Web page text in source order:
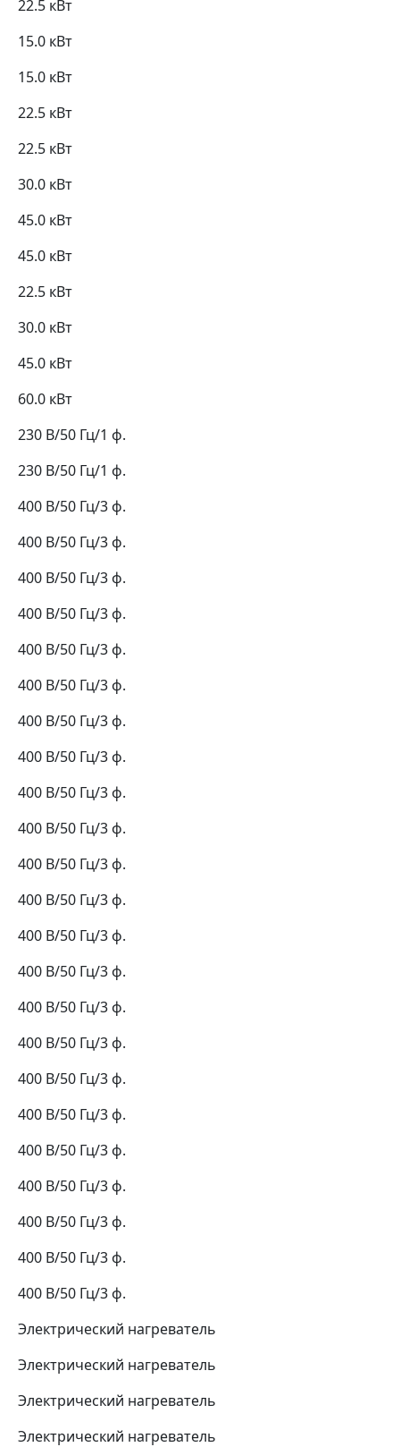
22.5 кВт
15.0 кВт
15.0 кВт
22.5 кВт
22.5 кВт
30.0 кВт
45.0 кВт
45.0 кВт
22.5 кВт
30.0 кВт
45.0 кВт
60.0 кВт
230 В/50 Гц/1 ф.
230 В/50 Гц/1 ф.
400 В/50 Гц/3 ф.
400 В/50 Гц/3 ф.
400 В/50 Гц/3 ф.
400 В/50 Гц/3 ф.
400 В/50 Гц/3 ф.
400 В/50 Гц/3 ф.
400 В/50 Гц/3 ф.
400 В/50 Гц/3 ф.
400 В/50 Гц/3 ф.
400 В/50 Гц/3 ф.
400 В/50 Гц/3 ф.
400 В/50 Гц/3 ф.
400 В/50 Гц/3 ф.
400 В/50 Гц/3 ф.
400 В/50 Гц/3 ф.
400 В/50 Гц/3 ф.
400 В/50 Гц/3 ф.
400 В/50 Гц/3 ф.
400 В/50 Гц/3 ф.
400 В/50 Гц/3 ф.
400 В/50 Гц/3 ф.
400 В/50 Гц/3 ф.
400 В/50 Гц/3 ф.
Электрический нагреватель
Электрический нагреватель
Электрический нагреватель
Электрический нагреватель